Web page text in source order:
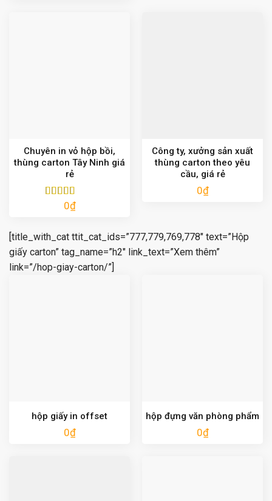
Chuyên in vỏ hộp bồi,
thùng carton Tây Ninh giá
rẻ
Được xếp
0₫
Công ty, xưởng sản xuất
thùng carton theo yêu
cầu, giá rẻ
0₫
[title_with_cat ttit_cat_ids=”777,779,769,778″ text=”Hộp
giấy carton” tag_name=”h2″ link_text=”Xem thêm”
link=”/hop-giay-carton/”]
hộp giấy in offset
0₫
hộp đựng văn phòng phẩm
0₫